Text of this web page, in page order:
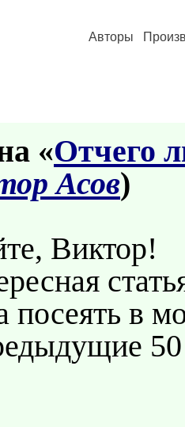
Авторы
«Отчего
Асов)
Виктор!
посеять в